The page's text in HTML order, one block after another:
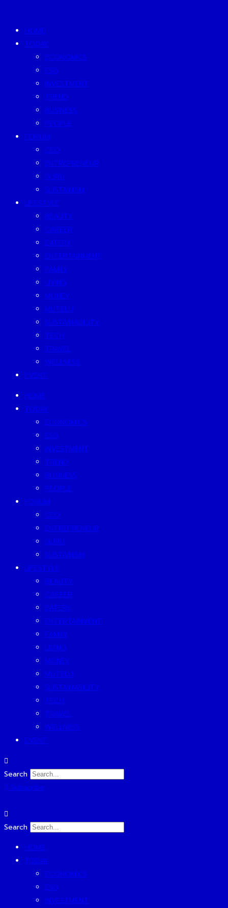
HOME
TODAY
ECONOMICS
ESG
INVESTMENT
TREND
BUSINESS
PEOPLE
FORUM
CEO
ENTREPRENEUR
GURU
SUSTAINISM
LIFESTYLE
BEAUTY
CAREER
EATERY
ENTERTAINMENT
FAMILY
LIVING
MONEY
MUTELU
SUSTAINABILITY
TECH
TRAVEL
WELLNESS
EVENT
HOME
TODAY
ECONOMICS
ESG
INVESTMENT
TREND
BUSINESS
PEOPLE
FORUM
CEO
ENTREPRENEUR
GURU
SUSTAINISM
LIFESTYLE
BEAUTY
CAREER
EATERY
ENTERTAINMENT
FAMILY
LIVING
MONEY
MUTELU
SUSTAINABILITY
TECH
TRAVEL
WELLNESS
EVENT
Search
Subscribe
Search
HOME
TODAY
ECONOMICS
ESG
INVESTMENT